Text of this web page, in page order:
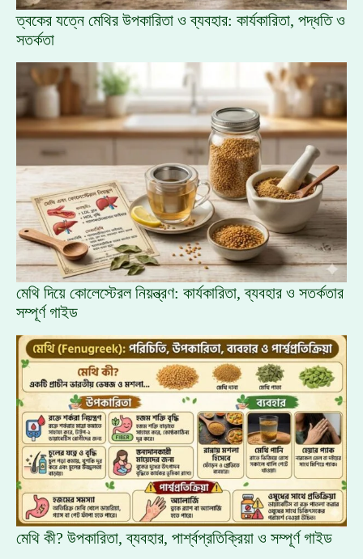
ত্বকের যত্নে মেথির উপকারিতা ও ব্যবহার: কার্যকারিতা, পদ্ধতি ও
সতর্কতা
মেথি দিয়ে কোলেস্টেরল নিয়ন্ত্রণ: কার্যকারিতা, ব্যবহার ও সতর্কতার
সম্পূর্ণ গাইড
মেথি কী? উপকারিতা, ব্যবহার, পার্শ্বপ্রতিক্রিয়া ও সম্পূর্ণ গাইড